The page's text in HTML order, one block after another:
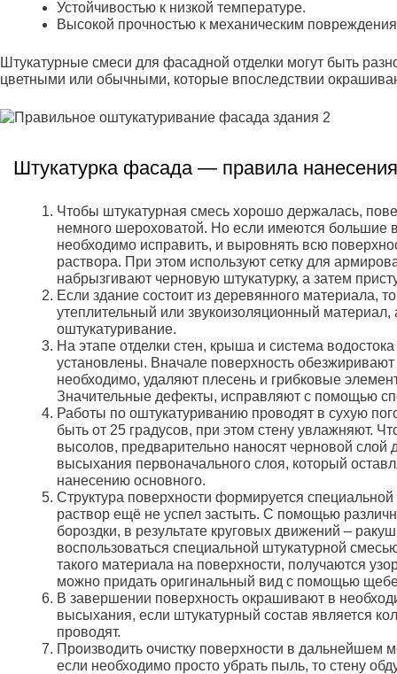
Устойчивостью к низкой температуре.
Высокой прочностью к механическим
Штукатурные смеси для фасадной отделки могут быть
цветными или обычными, которые впоследствии
Штукатурка фасада — правила нанесения
Чтобы штукатурная смесь хорошо держалась,
немного шероховатой. Но если имеются большие
необходимо исправить, и выровнять всю
раствора. При этом используют сетку для
набрызгивают черновую штукатурку, а затем
Если здание состоит из деревянного материала,
утеплительный или звукоизоляционный
оштукатуривание.
На этапе отделки стен, крыша и система
установлены. Вначале поверхность
необходимо, удаляют плесень и грибковые
Значительные дефекты, исправляют с помощью
Работы по оштукатуриванию проводят в сухую
быть от 25 градусов, при этом стену увлажняют.
высолов, предварительно наносят черновой
высыхания первоначального слоя, который
нанесению основного.
Структура поверхности формируется
раствор ещё не успел застыть. С помощью
бороздки, в результате круговых движений –
воспользоваться специальной штукатурной
такого материала на поверхности, получаются
можно придать оригинальный вид с помощью
В завершении поверхность окрашивают в
высыхания, если штукатурный состав является
проводят.
Производить очистку поверхности в дальнейшем
если необходимо просто убрать пыль, то стену